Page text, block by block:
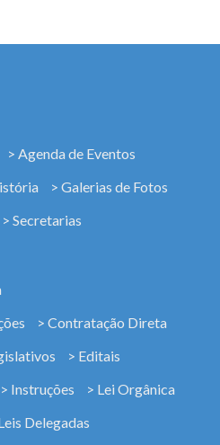
> Agenda de Eventos
> Galerias de Fotos
> Secretarias
> Contratação Direta
> Editais
> Instruções
> Lei Orgânica
Delegadas